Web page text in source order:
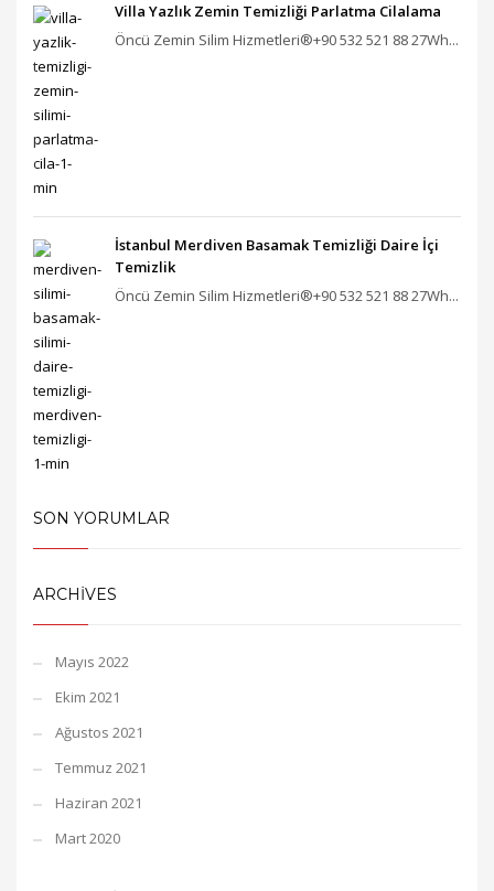
Villa Yazlık Zemin Temizliği Parlatma Cilalama
Öncü Zemin Silim Hizmetleri®+90 532 521 88 27Wh...
İstanbul Merdiven Basamak Temizliği Daire İçi
Temizlik
Öncü Zemin Silim Hizmetleri®+90 532 521 88 27Wh...
SON YORUMLAR
ARCHIVES
Mayıs 2022
Ekim 2021
Ağustos 2021
Temmuz 2021
Haziran 2021
Mart 2020